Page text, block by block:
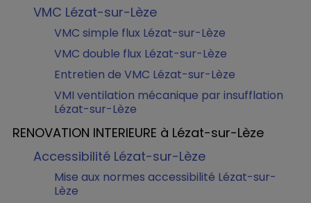
VMC Lézat-sur-Lèze
VMC simple flux Lézat-sur-Lèze
VMC double flux Lézat-sur-Lèze
Entretien de VMC Lézat-sur-Lèze
VMI ventilation mécanique par insufflation
Lézat-sur-Lèze
RENOVATION INTERIEURE à Lézat-sur-Lèze
Accessibilité Lézat-sur-Lèze
Mise aux normes accessibilité Lézat-sur-
Lèze